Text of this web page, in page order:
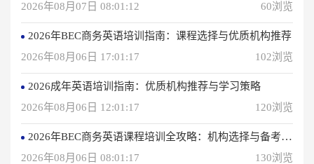
2026年08月07日 08:01:12
60浏览
2026年BEC商务英语培训指南：课程选择与优质机构推荐
2026年08月06日 17:01:17
102浏览
2026成年英语培训指南：优质机构推荐与学习策略
2026年08月06日 12:01:17
120浏览
2026年BEC商务英语课程培训全攻略：机构选择与备考指南
2026年08月06日 08:01:17
130浏览